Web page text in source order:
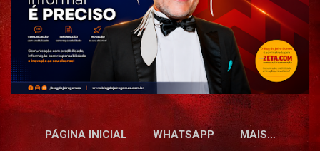
PÁGINA INICIAL WHATSAPP MAIS…